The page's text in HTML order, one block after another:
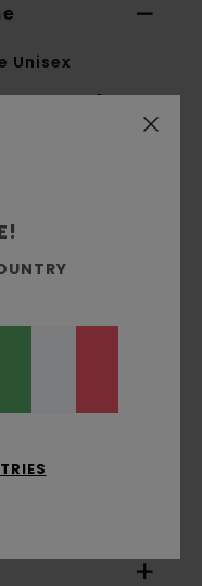
Unisex
gtc6
sherpa,
taglia
100%